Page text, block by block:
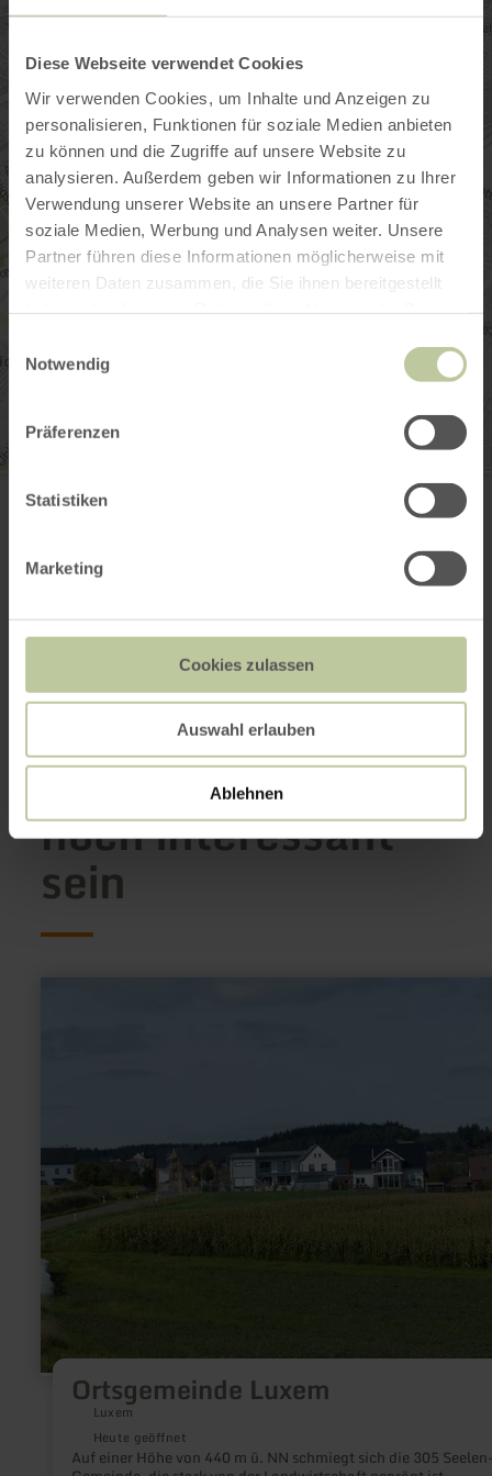
Diese Webseite verwendet Cookies
Wir verwenden Cookies, um Inhalte und Anzeigen zu
personalisieren, Funktionen für soziale Medien anbieten
zu können und die Zugriffe auf unsere Website zu
analysieren. Außerdem geben wir Informationen zu Ihrer
Verwendung unserer Website an unsere Partner für
soziale Medien, Werbung und Analysen weiter. Unsere
Partner führen diese Informationen möglicherweise mit
weiteren Daten zusammen, die Sie ihnen bereitgestellt
Notwendig
Präferenzen
Statistiken
Marketing
Cookies zulassen
Auswahl erlauben
Ablehnen
Oststr. 1-5
E-Mail
Anreise planen
in Karte anzeigen
Das könnte auch
noch interessant
sein
Ortsgemeinde Luxem
Luxem
Heute geöffnet
Auf einer Höhe von 440 m ü. NN schmiegt sich die 305